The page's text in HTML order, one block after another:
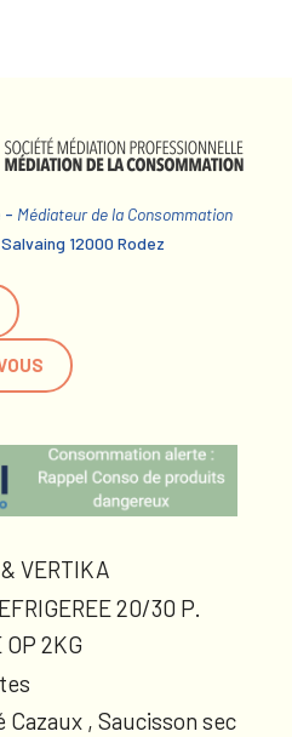
- Médiateur de la Consommation
12000 Rodez
VERTIKA
20/30 P.
2KG
, Saucisson sec